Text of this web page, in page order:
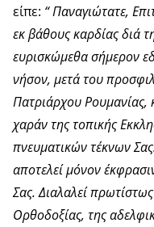
είπε: “ Παναγιώτατε,
εκ βάθους καρδίας διά
ευρισκώμεθα σήμερον
νήσον, μετά του
Πατριάρχου Ρουμανίας,
χαράν της τοπικής
πνευματικών τέκνων
αποτελεί μόνον
Σας. Διαλαλεί
Ορθοδοξίας, της